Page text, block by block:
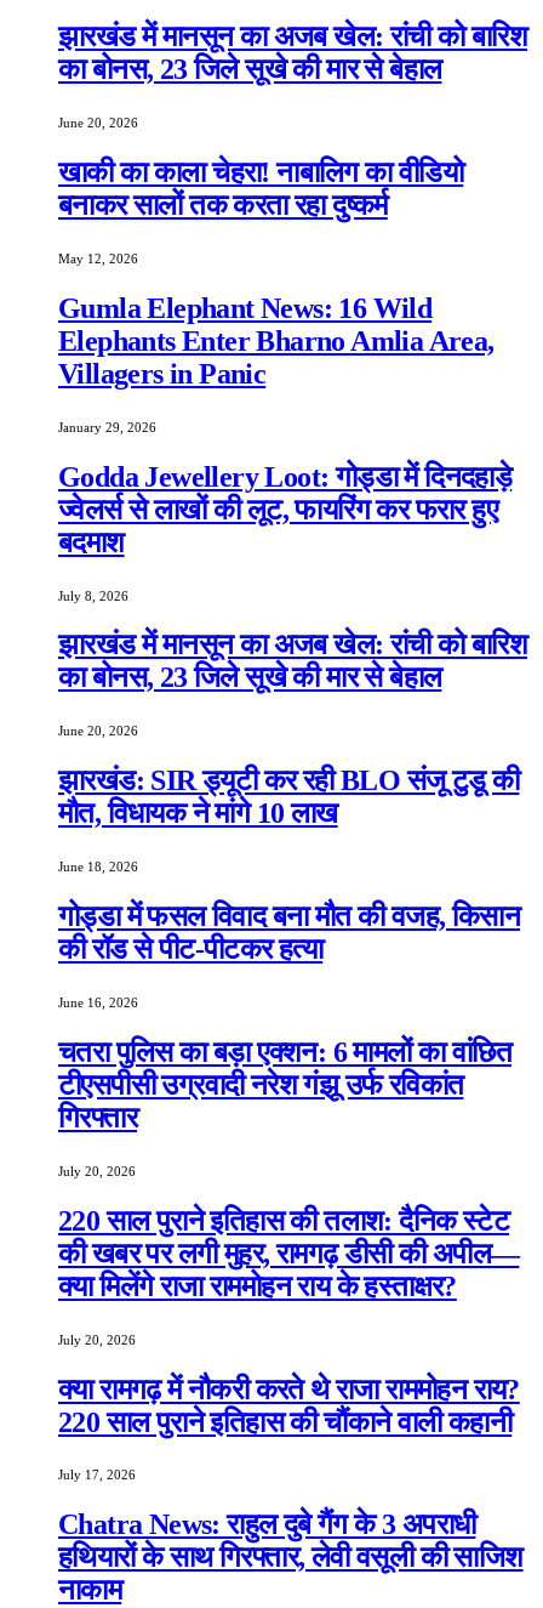
झारखंड में मानसून का अजब खेल: रांची को बारिश
का बोनस, 23 जिले सूखे की मार से बेहाल
June 20, 2026
खाकी का काला चेहरा! नाबालिग का वीडियो
बनाकर सालों तक करता रहा दुष्कर्म
May 12, 2026
Gumla Elephant News: 16 Wild
Elephants Enter Bharno Amlia Area,
Villagers in Panic
January 29, 2026
Godda Jewellery Loot: गोड्डा में दिनदहाड़े
ज्वेलर्स से लाखों की लूट, फायरिंग कर फरार हुए
बदमाश
July 8, 2026
झारखंड में मानसून का अजब खेल: रांची को बारिश
का बोनस, 23 जिले सूखे की मार से बेहाल
June 20, 2026
झारखंड: SIR ड्यूटी कर रही BLO संजू टुडू की
मौत, विधायक ने मांगे 10 लाख
June 18, 2026
गोड्डा में फसल विवाद बना मौत की वजह, किसान
की रॉड से पीट-पीटकर हत्या
June 16, 2026
चतरा पुलिस का बड़ा एक्शन: 6 मामलों का वांछित
टीएसपीसी उग्रवादी नरेश गंझू उर्फ रविकांत
गिरफ्तार
July 20, 2026
220 साल पुराने इतिहास की तलाश: दैनिक स्टेट
की खबर पर लगी मुहर, रामगढ़ डीसी की अपील—
क्या मिलेंगे राजा राममोहन राय के हस्ताक्षर?
July 20, 2026
क्या रामगढ़ में नौकरी करते थे राजा राममोहन राय?
220 साल पुराने इतिहास की चौंकाने वाली कहानी
July 17, 2026
Chatra News: राहुल दुबे गैंग के 3 अपराधी
हथियारों के साथ गिरफ्तार, लेवी वसूली की साजिश
नाकाम